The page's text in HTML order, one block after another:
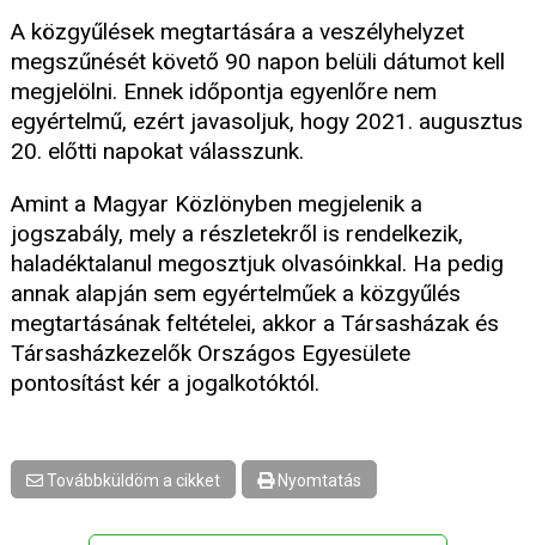
A közgyűlések megtartására a veszélyhelyzet
megszűnését követő 90 napon belüli dátumot kell
megjelölni. Ennek időpontja egyenlőre nem
egyértelmű, ezért javasoljuk, hogy 2021. augusztus
20. előtti napokat válasszunk.
Amint a Magyar Közlönyben megjelenik a
jogszabály, mely a részletekről is rendelkezik,
haladéktalanul megosztjuk olvasóinkkal. Ha pedig
annak alapján sem egyértelműek a közgyűlés
megtartásának feltételei, akkor a Társasházak és
Társasházkezelők Országos Egyesülete
pontosítást kér a jogalkotóktól.
Továbbküldöm a cikket Nyomtatás